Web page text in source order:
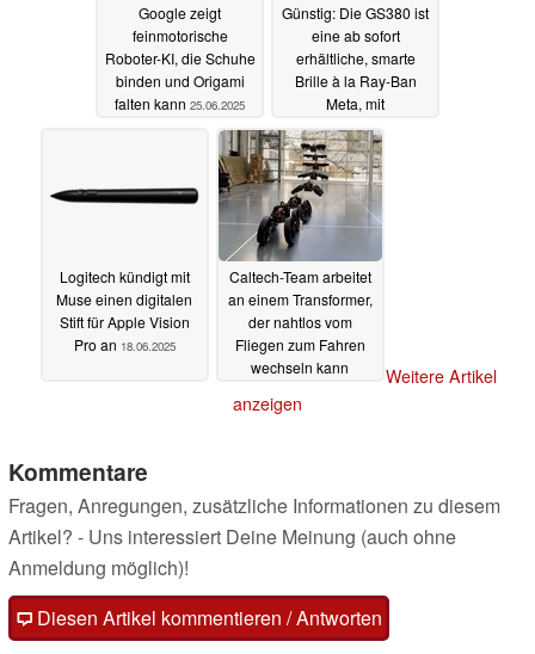
Google zeigt
feinmotorische
Roboter-KI, die Schuhe
binden und Origami
falten kann 25.06.2025
Günstig: Die GS380 ist
eine ab sofort
erhältliche, smarte
Brille à la Ray-Ban
Meta, mit
selbsttönenden
Brillengläsern23.06.2025
Logitech kündigt mit
Muse einen digitalen
Stift für Apple Vision
Pro an 18.06.2025
Caltech-Team arbeitet
an einem Transformer,
der nahtlos vom
Fliegen zum Fahren
wechseln kann
Weitere Artikel
anzeigen
Kommentare
Fragen, Anregungen, zusätzliche Informationen zu diesem
Artikel? - Uns interessiert Deine Meinung (auch ohne
Anmeldung möglich)!
Diesen Artikel kommentieren / Antworten